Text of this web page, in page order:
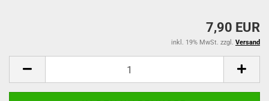
7,90 EUR
inkl. 19% MwSt. zzgl. Versand